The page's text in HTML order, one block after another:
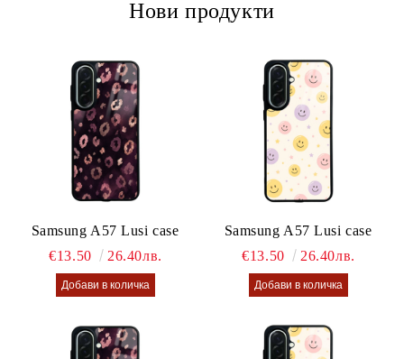
Нови продукти
Samsung A57 Lusi case
€13.50
26.40лв.
Samsung A57 Lusi case
€13.50
26.40лв.